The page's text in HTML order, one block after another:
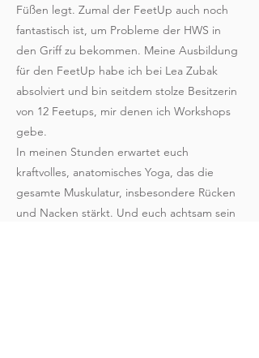
Füßen legt. Zumal der FeetUp auch noch
fantastisch ist, um Probleme der HWS in
den Griff zu bekommen. Meine Ausbildung
für den FeetUp habe ich bei Lea Zubak
absolviert und bin seitdem stolze Besitzerin
von 12 Feetups, mir denen ich Workshops
gebe.
In meinen Stunden erwartet euch
kraftvolles, anatomisches Yoga, das die
gesamte Muskulatur, insbesondere Rücken
und Nacken stärkt. Und euch achtsam sein